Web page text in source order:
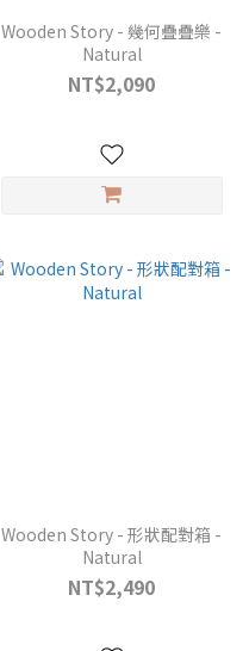
Wooden Story - 幾何疊疊樂 -
Natural
NT$2,090
Wooden Story - 形狀配對箱 -
Natural
NT$2,490